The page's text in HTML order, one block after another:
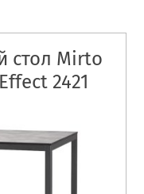
стол Mirto
2421